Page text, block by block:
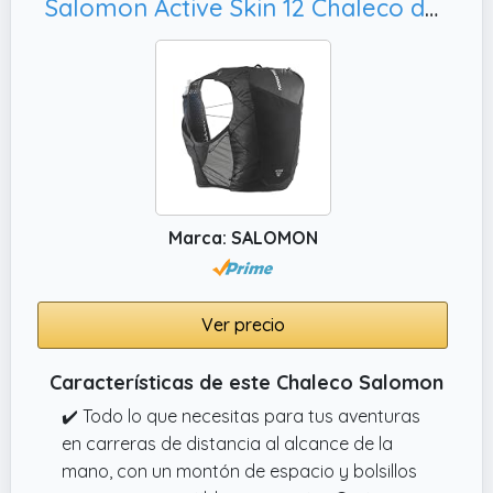
Salomon Active Skin 12 Chaleco de Hidratación Trail Running Senderismo Trail Running Senderismo MTB Unisexo con frascos de hidratación incluidos, M
Marca: SALOMON
Ver precio
Características de este Chaleco Salomon
✔️ Todo lo que necesitas para tus aventuras
en carreras de distancia al alcance de la
mano, con un montón de espacio y bolsillos